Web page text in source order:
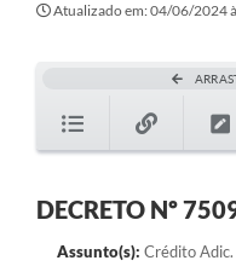
Atualizado em: 04/06/2024
DECRETO Nº
Assunto(s): Crédito